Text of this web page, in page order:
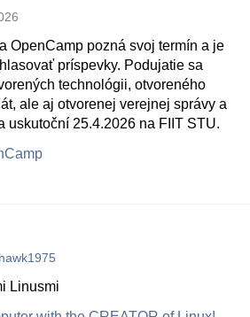
OpenCamp pozná svoj termín a je
príspevky. Podujatie sa
technológii, otvoreného
ale aj otvorenej verejnej správy a
uskutoční 25.4.2026 na FIIT STU.
Linusmi